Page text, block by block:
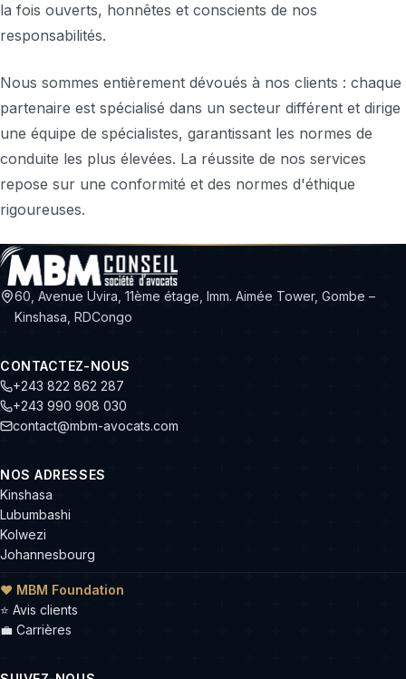
la fois ouverts, honnêtes et conscients de nos
responsabilités.
Nous sommes entièrement dévoués à nos clients : chaque
partenaire est spécialisé dans un secteur différent et dirige
une équipe de spécialistes, garantissant les normes de
conduite les plus élevées. La réussite de nos services
repose sur une conformité et des normes d'éthique
rigoureuses.
60, Avenue Uvira, 11ème étage, Imm. Aimée Tower, Gombe –
Kinshasa, RDCongo
CONTACTEZ-NOUS
+243 822 862 287
+243 990 908 030
contact@mbm-avocats.com
NOS ADRESSES
Kinshasa
Lubumbashi
Kolwezi
Johannesbourg
❤ MBM Foundation
⭐ Avis clients
💼 Carrières